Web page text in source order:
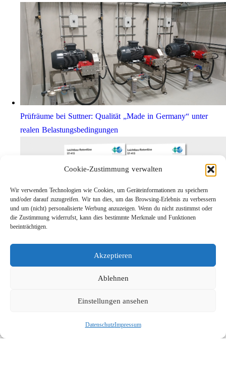
Cookie-Zustimmung verwalten
Wir verwenden Technologien wie Cookies, um Geräteinformationen zu speichern
und/oder darauf zuzugreifen. Wir tun dies, um das Browsing-Erlebnis zu verbessern
und um (nicht) personalisierte Werbung anzuzeigen. Wenn du nicht zustimmst oder
die Zustimmung widerrufst, kann dies bestimmte Merkmale und Funktionen
beeinträchtigen.
Akzeptieren
Ablehnen
Einstellungen ansehen
DatenschutzImpressum
Prüfräume bei Suttner: Qualität „Made in Germany“ unter
realen Belastungsbedingungen
Links
Suche